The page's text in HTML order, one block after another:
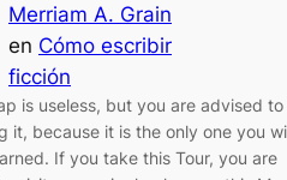
Merriam A. Grain
en Cómo escribir
ficción
is useless, but you are advised to
it, because it is the only one you
If you take this Tour, you are